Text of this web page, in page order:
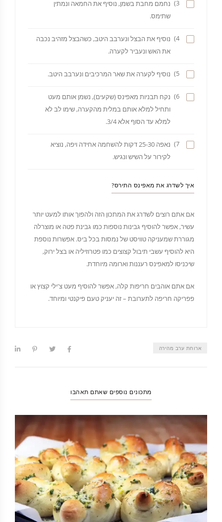
3)
נחמם מחבת בשמן, נוסיף את החמאה ונמתין
שתימס.
4)
נוסיף את הבצל ונערבב היטב, כשהבצל מזהיב נכבה
את האש ונעביר לקערה.
5) נוסיף לקערה את שאר המרכיבים ונערבב היטב.
6)
נקח תבניות מאפינס (שקעים), נשמן אותם מעט
ותחיל למלא אותם במלית מהקערה, שימו לב לא
למלא עד הסוף אלא 3/4.
7)
נאפה 25-30 דקות להשחמה אחידה ויפה, נוציא
לקירור על השיש ונגיש.
איך לשדרג את מאפינס התירס?
אם אתם רוצים לשדרג את המתכון הזה ולהפוך אותו למעט יותר
עשיר, אפשר להוסיף גבינות נוספות כמו גבינת פטה או מוצרלה
מגוררת שמעניקה טוויסט של נמסות בכל ביס. אפשרות נוספת
היא להוסיף עשבי תיבול קצוצים כמו פטרוזיליה או בצל ירוק,
שיכניסו למאפינס רעננות וארומה מיוחדת.
אם אתם אוהבים חריפות קלה, אפשר להוסיף מעט צ'ילי קצוץ או
פפריקה חריפה לתערובת – זה יעניק טעם פיקנטי ומיוחד.
ארוחת ערב מהירה
מתכונים נוספים שאתם תאהבו